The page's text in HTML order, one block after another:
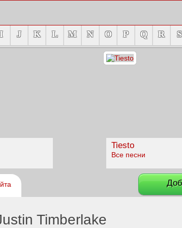
I J K L M N O P Q R S
Tiesto
Все песни
Timberlake